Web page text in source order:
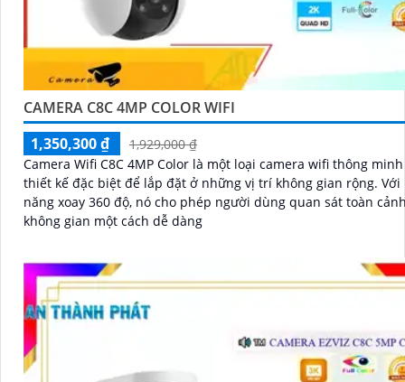
CAMERA C8C 4MP COLOR WIFI
1,350,300 ₫
1,929,000 ₫
Camera Wifi C8C 4MP Color là một loại camera wifi thông
thiết kế đặc biệt để lắp đặt ở những vị trí không gian rộng. Với khả
năng xoay 360 độ, nó cho phép người dùng quan sát toàn
không gian một cách dễ dàng